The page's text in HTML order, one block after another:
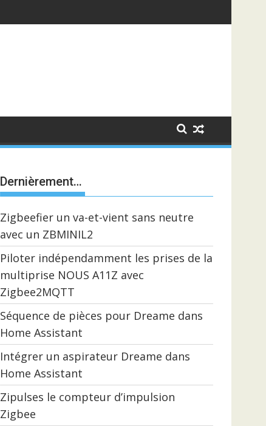
Dernièrement…
Zigbeefier un va-et-vient sans neutre
avec un ZBMINIL2
Piloter indépendamment les prises de la
multiprise NOUS A11Z avec
Zigbee2MQTT
Séquence de pièces pour Dreame dans
Home Assistant
Intégrer un aspirateur Dreame dans
Home Assistant
Zipulses le compteur d’impulsion
Zigbee